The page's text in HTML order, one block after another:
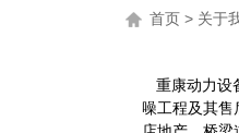
首页 > 关于
重康动力设
噪工程及其